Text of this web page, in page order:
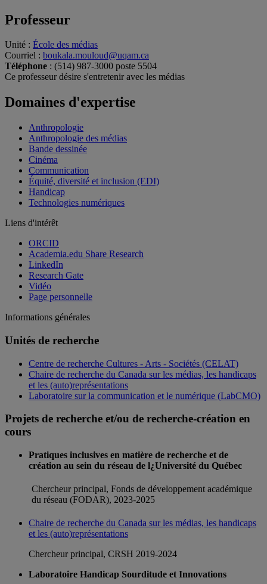
Professeur
Unité : École des médias
Courriel : boukala.mouloud@uqam.ca
Téléphone : (514) 987-3000 poste 5504
Ce professeur désire s'entretenir avec les médias
Domaines d'expertise
Anthropologie
Anthropologie des médias
Bande dessinée
Cinéma
Communication
Équité, diversité et inclusion (EDI)
Handicap
Technologies numériques
Liens d'intérêt
ORCID
Academia.edu Share Research
LinkedIn
Research Gate
Vidéo
Page personnelle
Informations générales
Unités de recherche
Centre de recherche Cultures - Arts - Sociétés (CELAT)
Chaire de recherche du Canada sur les médias, les handicaps
et les (auto)représentations
Laboratoire sur la communication et le numérique (LabCMO)
Projets de recherche et/ou de recherche-création en
cours
Pratiques inclusives en matière de recherche et de
création au sein du réseau de l¿Université du Québec
Chercheur principal, Fonds de développement académique
du réseau (FODAR), 2023-2025
Chaire de recherche du Canada sur les médias, les handicaps
et les (auto)représentations
Chercheur principal, CRSH 2019-2024
Laboratoire Handicap Sourditude et Innovations